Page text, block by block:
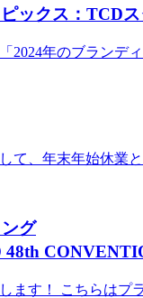
ックス：TCD
2024年のブラン
て、年末年始休
グ
ます！ こちらは